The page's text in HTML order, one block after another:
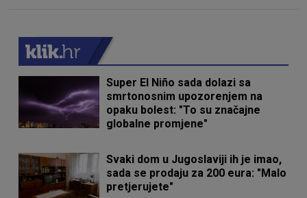
Super El Niño sada dolazi sa
smrtonosnim upozorenjem na
opaku bolest: "To su značajne
globalne promjene"
Svaki dom u Jugoslaviji ih je imao,
sada se prodaju za 200 eura: "Malo
pretjerujete"